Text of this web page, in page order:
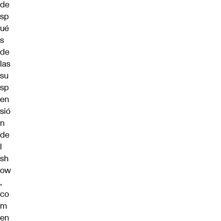
de
sp
ué
s
de
las
su
sp
en
sió
n
de
l
sh
ow
,
co
m
en